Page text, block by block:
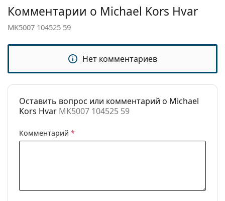
Изучите ассортимент
солнцезащитных очков
чтобы найти больше стилей от популярных
брендов.
Категория:
Солнцезащитные очки
Бренд:
MK5007 104525 59
Доступен рецепт: Нет
Комментарии о Michael Kors Hvar
MK5007 104525 59
Нет комментариев
Оставить вопрос или комментарий о Michael
Kors Hvar MK5007 104525 59
Комментарий *